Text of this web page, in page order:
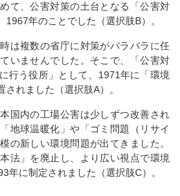
て、公害対策の土台となる「公害対
年のことでした（選択肢B）。
は複数の省庁に対策がバラバラに任
いませんでした。そこで、「公害対
行う役所」として、1971年に「環境
れました（選択肢A）。
国内の工場公害は少しずつ改善され
地球温暖化」や「ゴミ問題（リサイ
の新しい環境問題が出てきました。
法」を廃止し、より広い視点で環境
年に制定されました（選択肢C）。